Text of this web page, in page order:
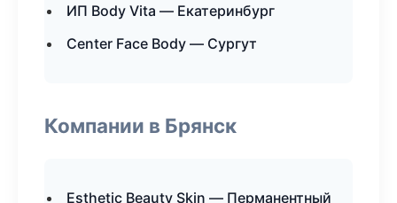
ИП Body Vita — Екатеринбург
Center Face Body — Сургут
Компании в Брянск
Esthetic Beauty Skin — Перманентный